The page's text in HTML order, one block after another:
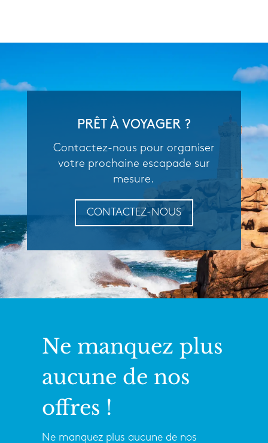
PRÊT À VOYAGER ?
Contactez-nous pour organiser
votre prochaine escapade sur
mesure.
CONTACTEZ-NOUS
Ne manquez plus
aucune de nos
offres !
Ne manquez plus aucune de nos